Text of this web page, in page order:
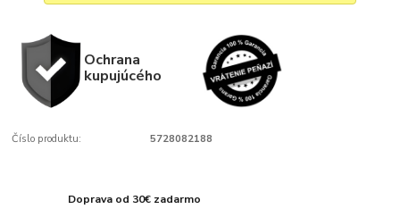
Ochrana
kupujúcého
Číslo produktu: 5728082188
Doprava od 30€ zadarmo